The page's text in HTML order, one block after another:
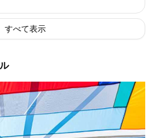
すべて表示